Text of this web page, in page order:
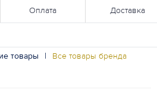
Оплата Доставка
товары | Все товары бренда